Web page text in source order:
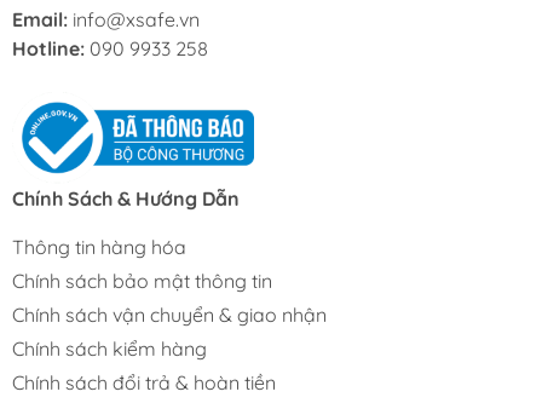
Email: info@xsafe.vn
Hotline: 090 9933 258
Chính Sách & Hướng Dẫn
Thông tin hàng hóa
Chính sách bảo mật thông tin
Chính sách vận chuyển & giao nhận
Chính sách kiểm hàng
Chính sách đổi trả & hoàn tiền